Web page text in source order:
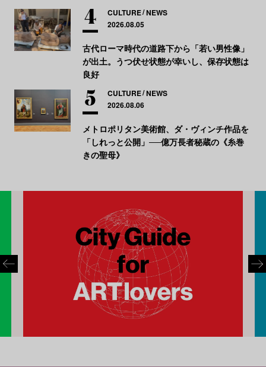
CULTURE NEWS
2026.08.05
古代ローマ時代の道路下から「若い男性像」
が出土。うつ伏せ状態が幸いし、保存状態は
良好
CULTURE NEWS
2026.08.06
メトロポリタン美術館、ダ・ヴィンチ作品を
「しれっと公開」──億万長者秘蔵の《糸巻
きの聖母》